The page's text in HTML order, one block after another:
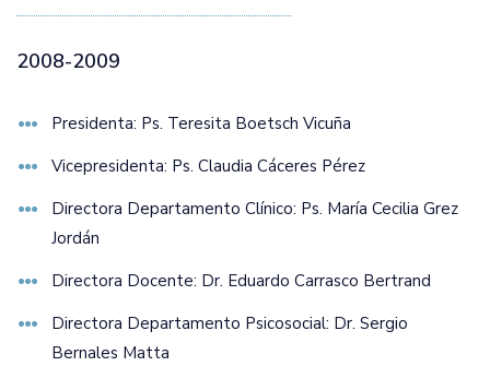
2008-2009
Presidenta: Ps. Teresita Boetsch Vicuña
Vicepresidenta: Ps. Claudia Cáceres Pérez
Directora Departamento Clínico: Ps. María Cecilia Grez
Jordán
Directora Docente: Dr. Eduardo Carrasco Bertrand
Directora Departamento Psicosocial: Dr. Sergio
Bernales Matta